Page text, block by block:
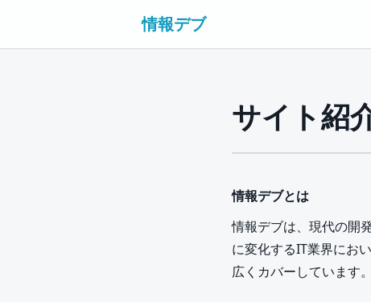
情報デブ
サイト紹
情報デブとは
情報デブは、現代の開
に変化するIT業界にお
広くカバーしています。